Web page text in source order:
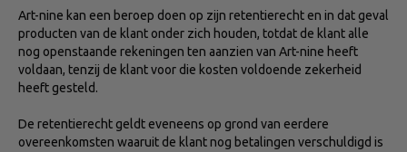
Art-nine kan een beroep doen op zijn retentierecht en in dat geval
producten van de klant onder zich houden, totdat de klant alle
nog openstaande rekeningen ten aanzien van Art-nine heeft
voldaan, tenzij de klant voor die kosten voldoende zekerheid
heeft gesteld.
De retentierecht geldt eveneens op grond van eerdere
overeenkomsten waaruit de klant nog betalingen verschuldigd is